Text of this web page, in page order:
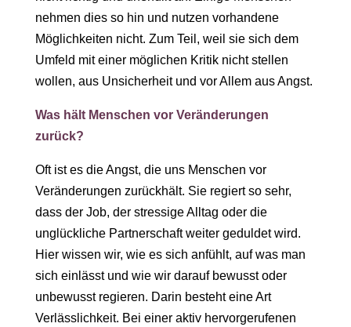
nehmen dies so hin und nutzen vorhandene
Möglichkeiten nicht. Zum Teil, weil sie sich dem
Umfeld mit einer möglichen Kritik nicht stellen
wollen, aus Unsicherheit und vor Allem aus Angst.
Was hält Menschen vor Veränderungen
zurück?
Oft ist es die Angst, die uns Menschen vor
Veränderungen zurückhält. Sie regiert so sehr,
dass der Job, der stressige Alltag oder die
unglückliche Partnerschaft weiter geduldet wird.
Hier wissen wir, wie es sich anfühlt, auf was man
sich einlässt und wie wir darauf bewusst oder
unbewusst regieren. Darin besteht eine Art
Verlässlichkeit. Bei einer aktiv hervorgerufenen